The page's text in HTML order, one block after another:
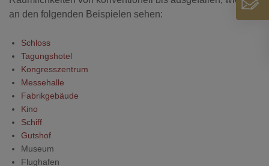
an den folgenden Beispielen sehen:
Schloss
Tagungshotel
Kongresszentrum
Messehalle
Fabrikgebäude
Kino
Schiff
Gutshof
Museum
Flughafen